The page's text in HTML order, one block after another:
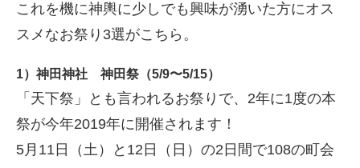
これを機に神輿に少しでも興味が湧いた方にオス
スメなお祭り3選がこちら。
1）神田神社 神田祭（5/9〜5/15）
「天下祭」とも言われるお祭りで、2年に1度の本
祭が今年2019年に開催されます！
5月11日（土）と12日（日）の2日間で108の町会